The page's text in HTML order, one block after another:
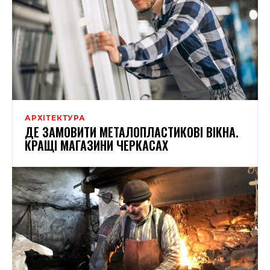
АРХІТЕКТУРА
ДЕ ЗАМОВИТИ МЕТАЛОПЛАСТИКОВІ ВІКНА.
КРАЩІ МАГАЗИНИ ЧЕРКАСАХ